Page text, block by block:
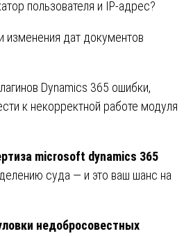
пользователя и IP-адрес?
изменения дат документов
Dynamics 365 ошибки,
к некорректной работе модуля
microsoft dynamics 365
суда — и это ваш шанс на
недобросовестных